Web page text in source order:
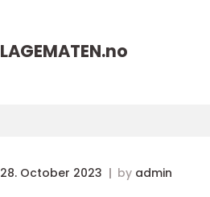
LAGEMATEN.no
28. October 2023 by admin